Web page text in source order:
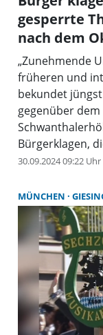
gesperrte
nach dem
„Zunehmende
früheren und
bekundet
gegenüber dem
Bürgerklagen,
das riesen
wochenlanger
nicht nutzbar
um ein paar
Heuer
wobei die
auch auf
Bis
aber gesperrt,
Sonntag, 6.
30.09.2024 09:22 Uhr
MÜNCHEN